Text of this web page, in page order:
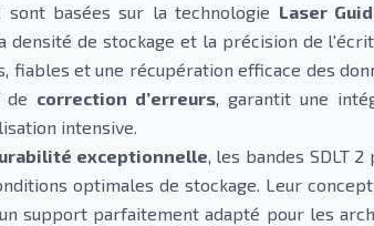
sont basées sur la technologie Laser
densité de stockage et la précision de
fiables et une récupération efficace des
de correction d’erreurs, garantit une
intensive.
exceptionnelle, les bandes SDLT
optimales de stockage. Leur
support parfaitement adapté pour les